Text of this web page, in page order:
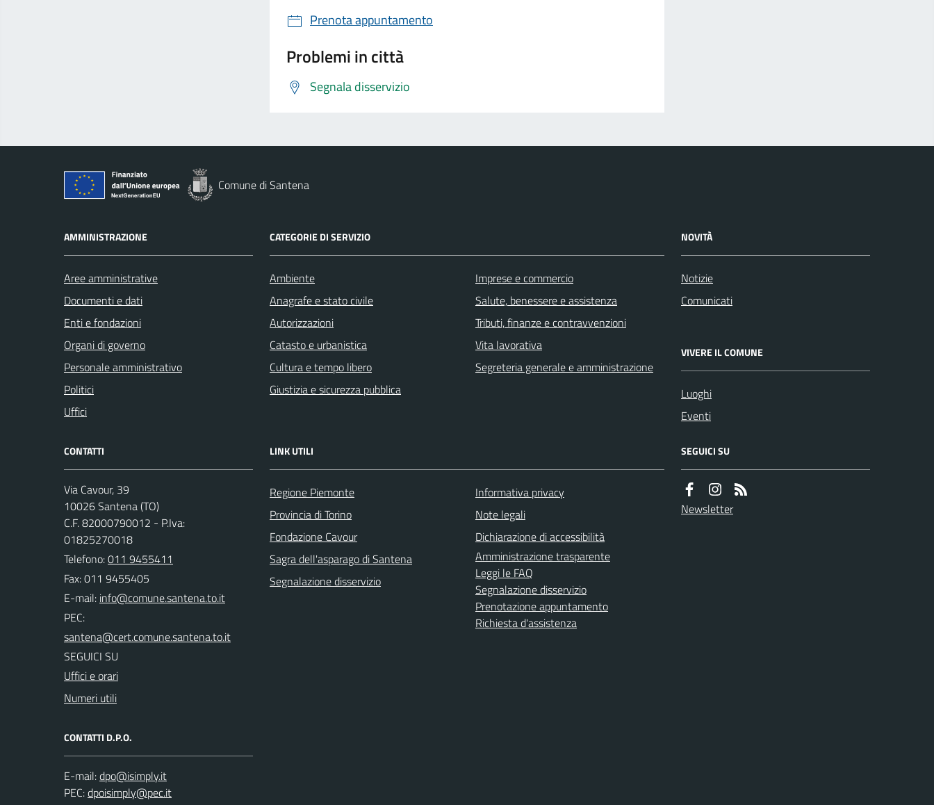
Prenota appuntamento
Problemi in città
Segnala disservizio
Comune di Santena
AMMINISTRAZIONE
Aree amministrative
Documenti e dati
Enti e fondazioni
Organi di governo
Personale amministrativo
Politici
Uffici
CATEGORIE DI SERVIZIO
Ambiente
Anagrafe e stato civile
Autorizzazioni
Catasto e urbanistica
Cultura e tempo libero
Giustizia e sicurezza pubblica
Imprese e commercio
Salute, benessere e assistenza
Tributi, finanze e contravvenzioni
Vita lavorativa
Segreteria generale e amministrazione
NOVITÀ
Notizie
Comunicati
VIVERE IL COMUNE
Luoghi
Eventi
CONTATTI
Via Cavour, 39
10026 Santena (TO)
C.F. 82000790012 - P.Iva:
01825270018
Telefono:011 9455411
Fax: 011 9455405
E-mail:
PEC:
SEGUICI SU
Uffici e orari
Numeri utili
CONTATTI D.P.O.
E-mail:
PEC:
LINK UTILI
Regione Piemonte
Provincia di Torino
Fondazione Cavour
Sagra dell'asparago di Santena
Segnalazione disservizio
Informativa privacy
Note legali
Dichiarazione di accessibilità
Amministrazione trasparente
Leggi le FAQ
Segnalazione disservizio
Prenotazione appuntamento
Richiesta d'assistenza
SEGUICI SU
Newsletter